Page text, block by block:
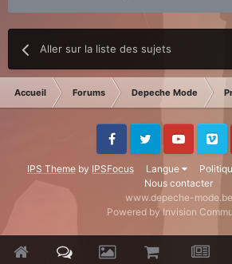
Aller sur la liste des sujets
Accueil Forums Depeche Mode
IPS Theme by IPSFocus Langue
Nous contacter
FacebookTwitter Youtube Vimeo
www.depeche-mode.be
Powered by Invision